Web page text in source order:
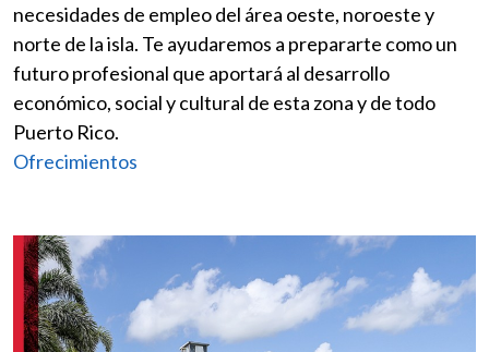
necesidades de empleo del área oeste, noroeste y
norte de la isla. Te ayudaremos a prepararte como un
futuro profesional que aportará al desarrollo
económico, social y cultural de esta zona y de todo
Puerto Rico.
Ofrecimientos